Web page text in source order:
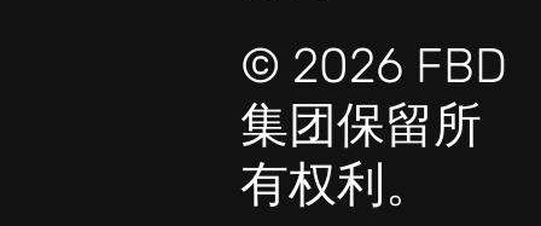
© 2026 FBD
集团保留所
有权利。